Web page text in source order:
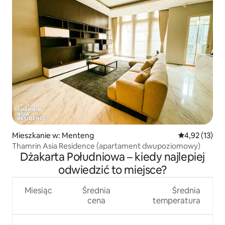
Mieszkanie w: Menteng Średnia
4,92 (13)
Thamrin Asia Residence (apartament dwupoziomowy)
Dżakarta Południowa – kiedy najlepiej
odwiedzić to miejsce?
Miesiąc
Średnia
cena
Średnia
temperatura